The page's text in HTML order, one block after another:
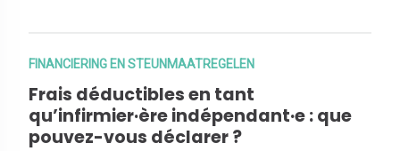
FINANCIERING EN STEUNMAATREGELEN
Frais déductibles en tant
qu’infirmier·ère indépendant·e : que
pouvez-vous déclarer ?